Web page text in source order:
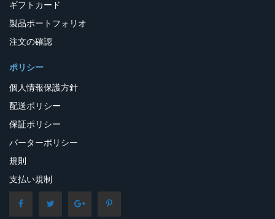
ギフトカード
製品ポートフォリオ
注文の確認
ポリシー
個人情報保護方針
配送ポリシー
保証ポリシー
バーターポリシー
規則
支払い規制